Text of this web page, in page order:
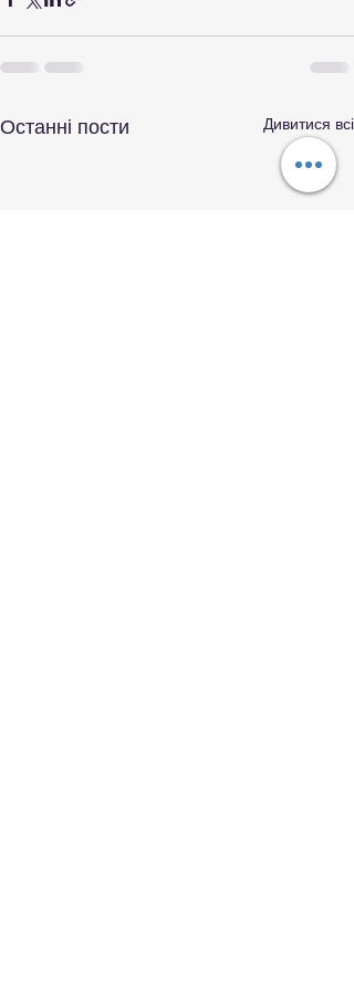
Останні пости Дивитися всі